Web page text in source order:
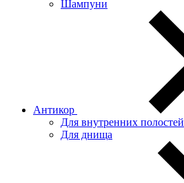
Шампуни
Антикор
Для внутренних полостей
Для днища